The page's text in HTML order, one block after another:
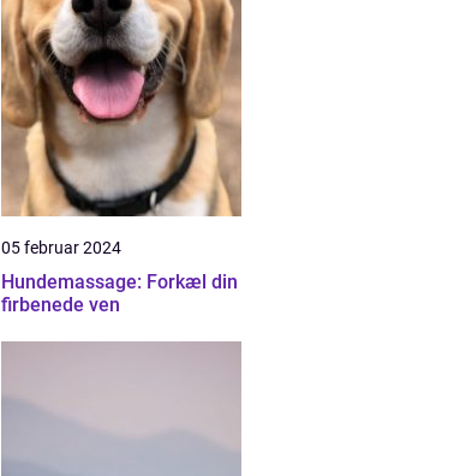
05 februar 2024
Hundemassage: Forkæl din
firbenede ven